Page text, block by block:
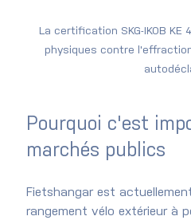
La certification SKG-IKOB
physiques contre
Pourquoi c'est
marchés publics
Fietshangar est
rangement vélo extérieur à